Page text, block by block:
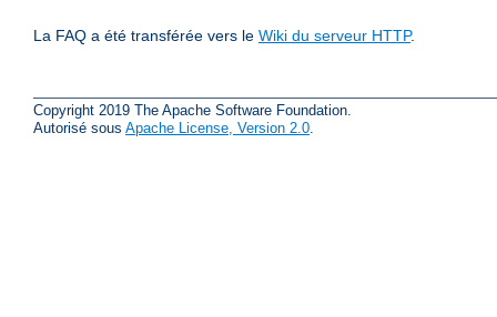
La FAQ a été transférée vers le Wiki du serveur HTTP.
Copyright 2019 The Apache Software Foundation.
Autorisé sous Apache License, Version 2.0